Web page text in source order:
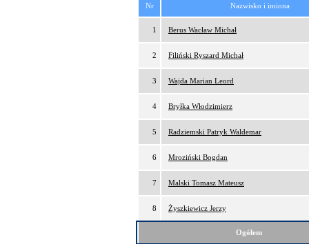
Nr Nazwisko i imiona
1 Berus Wacław Michał
2 Filiński Ryszard Michał
3 Wajda Marian Leord
4 Bryłka Włodzimierz
5 Radziemski Patryk Waldemar
6 Mroziński Bogdan
7 Malski Tomasz Mateusz
8 Żyszkiewicz Jerzy
Ogółem